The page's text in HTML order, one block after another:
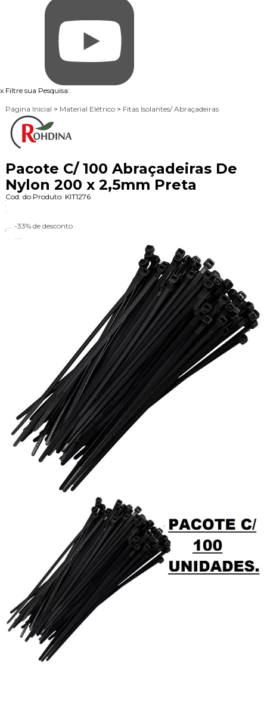
x Filtre sua Pesquisa:
Página Inicial > Material Elétrico > Fitas Isolantes/ Abraçadeiras
Pacote C/ 100 Abraçadeiras De
Nylon 200 x 2,5mm Preta
Cod. do Produto: KIT1276
-33% de desconto